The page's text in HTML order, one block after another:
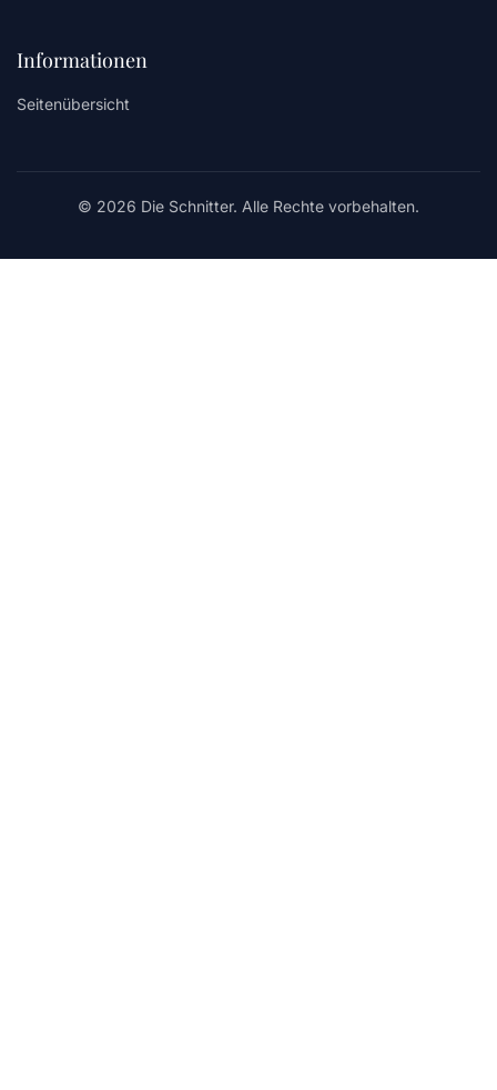
Informationen
Seitenübersicht
© 2026 Die Schnitter. Alle Rechte vorbehalten.